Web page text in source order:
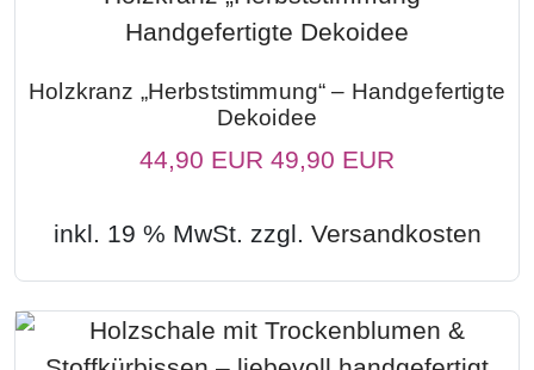
Holzkranz „Herbststimmung“ – Handgefertigte
Dekoidee
44,90 EUR 49,90 EUR
inkl. 19 % MwSt. zzgl. Versandkosten